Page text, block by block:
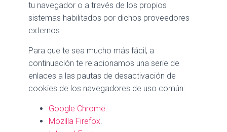
tu navegador o a través de los propios
sistemas habilitados por dichos proveedores
externos.
Para que te sea mucho más fácil, a
continuación te relacionamos una serie de
enlaces a las pautas de desactivación de
cookies de los navegadores de uso común:
Google Chrome.
Mozilla Firefox.